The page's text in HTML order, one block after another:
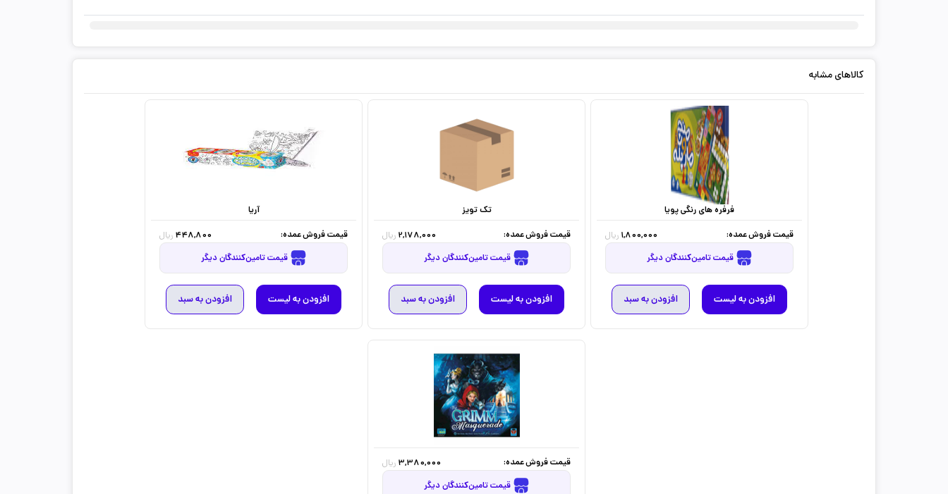
کالاهای مشابه
فرفره های رنگی پویا
قیمت فروش عمده:
1,800,000 ریال
قیمت تامین‌کنندگان دیگر
افزودن به لیست افزودن به سبد
تک تویز
قیمت فروش عمده:
2,178,000 ریال
قیمت تامین‌کنندگان دیگر
افزودن به لیست افزودن به سبد
آریا
قیمت فروش عمده:
448,800 ریال
قیمت تامین‌کنندگان دیگر
افزودن به لیست افزودن به سبد
قیمت فروش عمده: 3,380,000 ریال
قیمت تامین‌کنندگان دیگر